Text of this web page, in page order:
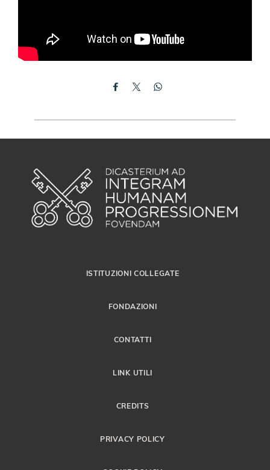
ISTITUZIONI COLLEGATE
FONDAZIONI
CONTATTI
LINK UTILI
CREDITS
PRIVACY POLICY